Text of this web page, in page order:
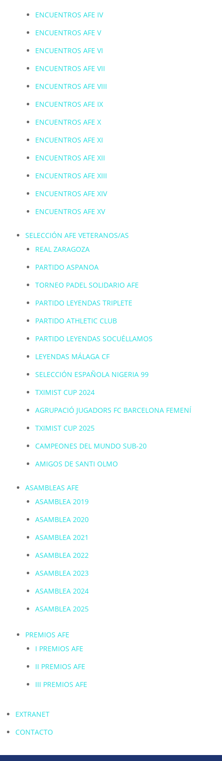
ENCUENTROS AFE IV
ENCUENTROS AFE V
ENCUENTROS AFE VI
ENCUENTROS AFE VII
ENCUENTROS AFE VIII
ENCUENTROS AFE IX
ENCUENTROS AFE X
ENCUENTROS AFE XI
ENCUENTROS AFE XII
ENCUENTROS AFE XIII
ENCUENTROS AFE XIV
ENCUENTROS AFE XV
SELECCIÓN AFE VETERANOS/AS
REAL ZARAGOZA
PARTIDO ASPANOA
TORNEO PADEL SOLIDARIO AFE
PARTIDO LEYENDAS TRIPLETE
PARTIDO ATHLETIC CLUB
PARTIDO LEYENDAS SOCUÉLLAMOS
LEYENDAS MÁLAGA CF
SELECCIÓN ESPAÑOLA NIGERIA 99
TXIMIST CUP 2024
AGRUPACIÓ JUGADORS FC BARCELONA FEMENÍ
TXIMIST CUP 2025
CAMPEONES DEL MUNDO SUB-20
AMIGOS DE SANTI OLMO
ASAMBLEAS AFE
ASAMBLEA 2019
ASAMBLEA 2020
ASAMBLEA 2021
ASAMBLEA 2022
ASAMBLEA 2023
ASAMBLEA 2024
ASAMBLEA 2025
PREMIOS AFE
I PREMIOS AFE
II PREMIOS AFE
III PREMIOS AFE
EXTRANET
CONTACTO